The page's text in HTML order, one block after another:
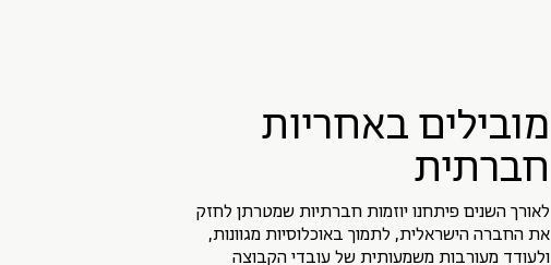
מובילים באחריות
חברתית
לאורך השנים פיתחנו יוזמות חברתיות שמטרתן לחזק
את החברה הישראלית, לתמוך באוכלוסיות מגוונות,
ולעודד מעורבות משמעותית של עובדי הקבוצה